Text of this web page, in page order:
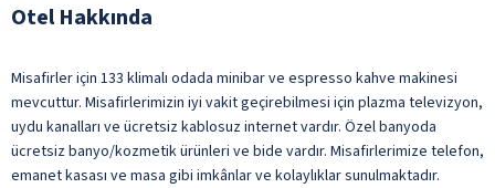
Otel Hakkında
Misafirler için 133 klimalı odada minibar ve espresso kahve makinesi
mevcuttur. Misafirlerimizin iyi vakit geçirebilmesi için plazma televizyon,
uydu kanalları ve ücretsiz kablosuz internet vardır. Özel banyoda
ücretsiz banyo/kozmetik ürünleri ve bide vardır. Misafirlerimize telefon,
emanet kasası ve masa gibi imkânlar ve kolaylıklar sunulmaktadır.